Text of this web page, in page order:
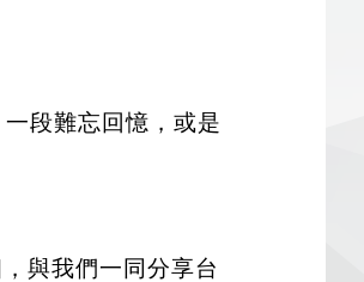
段難忘回憶，或是
與我們一同分享台